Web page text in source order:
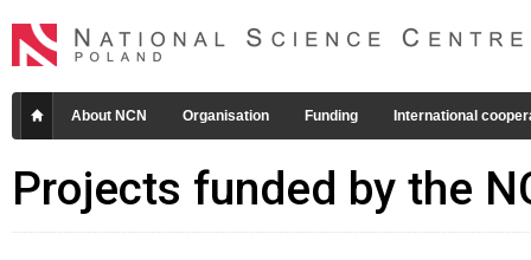
About NCN Organisation Funding International
Projects funded by the